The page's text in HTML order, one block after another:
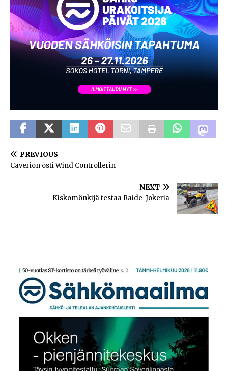
PREVIOUS
Caverion osti Wind Controllerin
NEXT
Kiskomönkijä testaa Raide-Jokeria